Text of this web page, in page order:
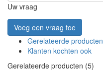
Uw vraag
Voeg een vraag toe
Gerelateerde producten
Klanten kochten ook
Gerelateerde producten (5)